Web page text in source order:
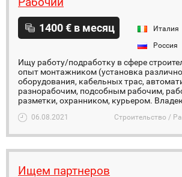
1400 € в месяц Италия
Россия
Ищу работу/подработку в сфере
опыт монтажником (установка
оборудования, кабельных трас,
разнорабочим, подсобным рабочим,
разметки, охранником, курьером.
06.08.2021 Строительство /
Ищем партнеров